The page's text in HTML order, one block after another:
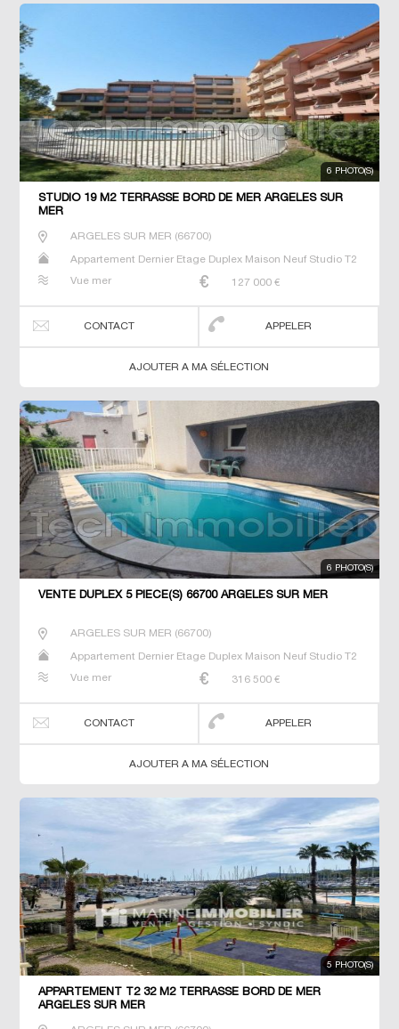
6 PHOTO(S)
STUDIO 19 M2 TERRASSE BORD DE MER ARGELES SUR
MER
ARGELES SUR MER (66700)
Appartement Dernier Etage Duplex Maison Neuf Studio T2
Vue mer
127 000 €
CONTACT APPELER
AJOUTER A MA SÉLECTION
6 PHOTO(S)
VENTE DUPLEX 5 PIÈCE(S) 66700 ARGELES SUR MER
ARGELES SUR MER (66700)
Appartement Dernier Etage Duplex Maison Neuf Studio T2
Vue mer
316 500 €
CONTACT APPELER
AJOUTER A MA SÉLECTION
5 PHOTO(S)
APPARTEMENT T2 32 M2 TERRASSE BORD DE MER
ARGELES SUR MER